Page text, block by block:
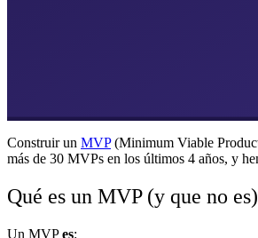
Construir un MVP(Minimum Viable
más de 30 MVPs en los últimos 4 años, y
Qué es un MVP (y que no es)
Un MVPes: